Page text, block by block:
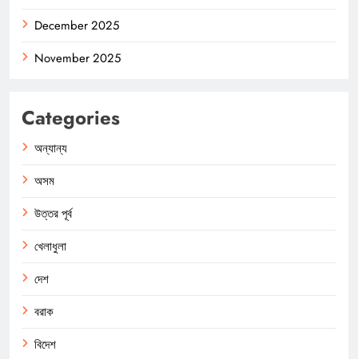
December 2025
November 2025
Categories
অন্যান্য
অসম
উত্তর পূর্ব
খেলাধুলা
দেশ
বরাক
বিদেশ